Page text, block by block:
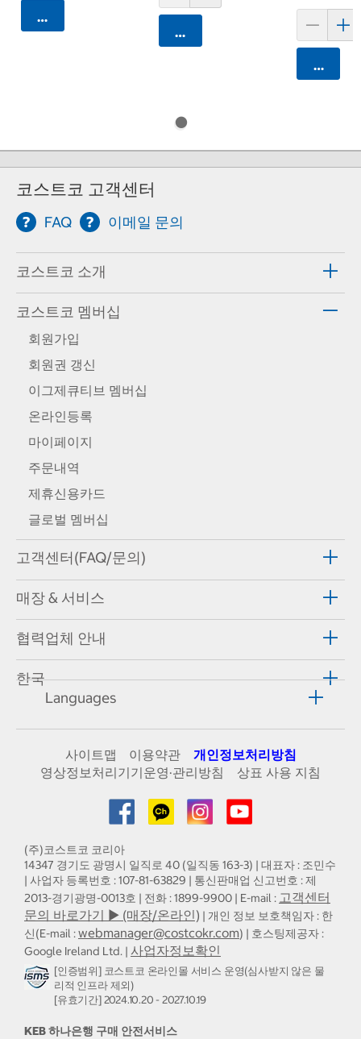
카트에 담기
카트에 담기
카트에
코스트코 고객센터
FAQ 이메일 문의
코스트코 소개
코스트코 멤버십
회원가입
회원권 갱신
이그제큐티브 멤버십
온라인등록
마이페이지
주문내역
제휴신용카드
글로벌 멤버십
고객센터(FAQ/문의)
매장 & 서비스
협력업체 안내
한국
Languages
사이트맵 이용약관
개인정보처리방침
영상정보처리기기운영·관리방침
상표 사용 지침
(주)코스트코 코리아
14347 경기도 광명시 일직로 40 (일직동 163-3) | 대표자 : 조민수
| 사업자 등록번호 : 107-81-63829 | 통신판매업 신고번호 : 제
2013-경기광명-0013호 | 전화 : 1899-9900 | E-mail : 고객센터
문의 바로가기 ▶ (매장/온라인) | 개인 정보 보호책임자 : 한
신(E-mail :webmanager@costcokr.com) | 호스팅제공자 :
Google Ireland Ltd. | 사업자정보확인
[인증범위] 코스트코 온라인몰 서비스 운영(심사받지 않은 물
리적 인프라 제외)
[유효기간] 2024.10.20 - 2027.10.19
KEB 하나은행 구매 안전서비스